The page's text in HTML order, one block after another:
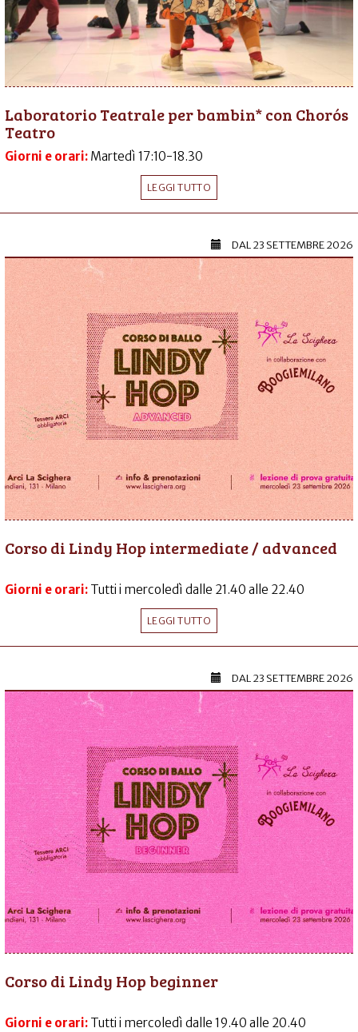
Laboratorio Teatrale per bambin* con Chorós
Teatro
Giorni e orari: Martedì 17:10-18.30
LEGGI TUTTO
DAL23 SETTEMBRE 2026
Corso di Lindy Hop intermediate / advanced
Giorni e orari: Tutti i mercoledì dalle 21.40 alle 22.40
LEGGI TUTTO
DAL23 SETTEMBRE 2026
Corso di Lindy Hop beginner
Giorni e orari: Tutti i mercoledì dalle 19.40 alle 20.40